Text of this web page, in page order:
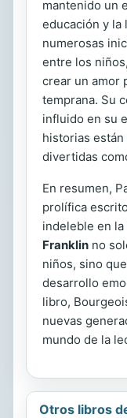
mantenido un
educación y la
numerosas
entre los
crear un amor
temprana. Su
influido en su
historias
divertidas
En resumen,
prolífica
indeleble en
Franklin no
niños, sino
desarrollo
libro,
nuevas
mundo de la
Otros libros